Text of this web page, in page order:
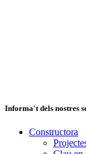
Informa't dels nostres
Constructora